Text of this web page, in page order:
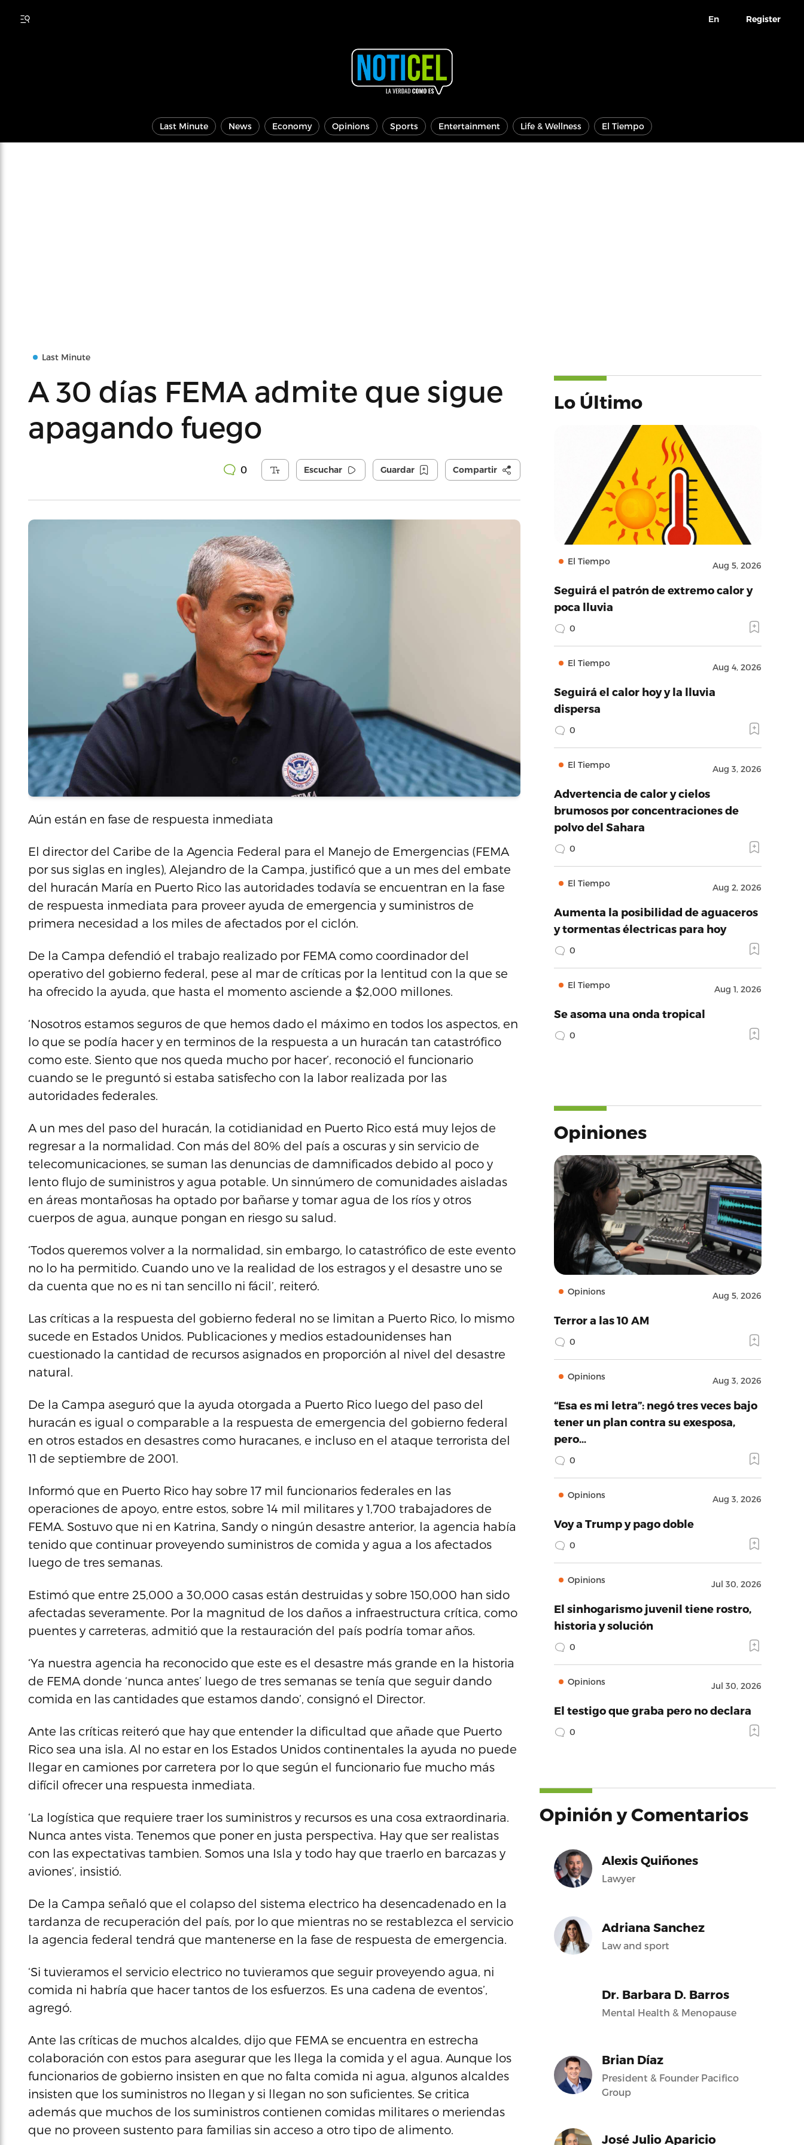
En Register
Last Minute News Economy Opinions Sports Entertainment Life & Wellness El Tiempo
Last Minute
A 30 días FEMA admite que sigue
apagando fuego
0 Escuchar Guardar Compartir
Aún están en fase de respuesta inmediata
El director del Caribe de la Agencia Federal para el Manejo de Emergencias (FEMA
por sus siglas en ingles), Alejandro de la Campa, justificó que a un mes del embate
del huracán María en Puerto Rico las autoridades todavía se encuentran en la fase
de respuesta inmediata para proveer ayuda de emergencia y suministros de
primera necesidad a los miles de afectados por el ciclón.
De la Campa defendió el trabajo realizado por FEMA como coordinador del
operativo del gobierno federal, pese al mar de críticas por la lentitud con la que se
ha ofrecido la ayuda, que hasta el momento asciende a $2,000 millones.
‘Nosotros estamos seguros de que hemos dado el máximo en todos los aspectos, en
lo que se podía hacer y en terminos de la respuesta a un huracán tan catastrófico
como este. Siento que nos queda mucho por hacer’, reconoció el funcionario
cuando se le preguntó si estaba satisfecho con la labor realizada por las
autoridades federales.
A un mes del paso del huracán, la cotidianidad en Puerto Rico está muy lejos de
regresar a la normalidad. Con más del 80% del país a oscuras y sin servicio de
telecomunicaciones, se suman las denuncias de damnificados debido al poco y
lento flujo de suministros y agua potable. Un sinnúmero de comunidades aisladas
en áreas montañosas ha optado por bañarse y tomar agua de los ríos y otros
cuerpos de agua, aunque pongan en riesgo su salud.
‘Todos queremos volver a la normalidad, sin embargo, lo catastrófico de este evento
no lo ha permitido. Cuando uno ve la realidad de los estragos y el desastre uno se
da cuenta que no es ni tan sencillo ni fácil’, reiteró.
Las críticas a la respuesta del gobierno federal no se limitan a Puerto Rico, lo mismo
sucede en Estados Unidos. Publicaciones y medios estadounidenses han
cuestionado la cantidad de recursos asignados en proporción al nivel del desastre
natural.
De la Campa aseguró que la ayuda otorgada a Puerto Rico luego del paso del
huracán es igual o comparable a la respuesta de emergencia del gobierno federal
en otros estados en desastres como huracanes, e incluso en el ataque terrorista del
11 de septiembre de 2001.
Informó que en Puerto Rico hay sobre 17 mil funcionarios federales en las
operaciones de apoyo, entre estos, sobre 14 mil militares y 1,700 trabajadores de
FEMA. Sostuvo que ni en Katrina, Sandy o ningún desastre anterior, la agencia había
tenido que continuar proveyendo suministros de comida y agua a los afectados
luego de tres semanas.
Estimó que entre 25,000 a 30,000 casas están destruidas y sobre 150,000 han sido
afectadas severamente. Por la magnitud de los daños a infraestructura crítica, como
puentes y carreteras, admitió que la restauración del país podría tomar años.
‘Ya nuestra agencia ha reconocido que este es el desastre más grande en la historia
de FEMA donde ‘nunca antes’ luego de tres semanas se tenía que seguir dando
comida en las cantidades que estamos dando’, consignó el Director.
Ante las críticas reiteró que hay que entender la dificultad que añade que Puerto
Rico sea una isla. Al no estar en los Estados Unidos continentales la ayuda no puede
llegar en camiones por carretera por lo que según el funcionario fue mucho más
difícil ofrecer una respuesta inmediata.
‘La logística que requiere traer los suministros y recursos es una cosa extraordinaria.
Nunca antes vista. Tenemos que poner en justa perspectiva. Hay que ser realistas
con las expectativas tambien. Somos una Isla y todo hay que traerlo en barcazas y
aviones’, insistió.
De la Campa señaló que el colapso del sistema electrico ha desencadenado en la
tardanza de recuperación del país, por lo que mientras no se restablezca el servicio
la agencia federal tendrá que mantenerse en la fase de respuesta de emergencia.
‘Si tuvieramos el servicio electrico no tuvieramos que seguir proveyendo agua, ni
comida ni habría que hacer tantos de los esfuerzos. Es una cadena de eventos’,
agregó.
Ante las críticas de muchos alcaldes, dijo que FEMA se encuentra en estrecha
colaboración con estos para asegurar que les llega la comida y el agua. Aunque los
funcionarios de gobierno insisten en que no falta comida ni agua, algunos alcaldes
insisten que los suministros no llegan y si llegan no son suficientes. Se critica
además que muchos de los suministros contienen comidas militares o meriendas
que no proveen sustento para familias sin acceso a otro tipo de alimento.
Lo Último
El Tiempo Aug 5, 2026
Seguirá el patrón de extremo calor y
poca lluvia
0
El Tiempo Aug 4, 2026
Seguirá el calor hoy y la lluvia
dispersa
0
El Tiempo Aug 3, 2026
Advertencia de calor y cielos
brumosos por concentraciones de
polvo del Sahara
0
El Tiempo Aug 2, 2026
Aumenta la posibilidad de aguaceros
y tormentas électricas para hoy
0
El Tiempo Aug 1, 2026
Se asoma una onda tropical
0
Opiniones
Opinions Aug 5, 2026
Terror a las 10 AM
0
Opinions Aug 3, 2026
“Esa es mi letra”: negó tres veces bajo
tener un plan contra su exesposa,
pero…
0
Opinions Aug 3, 2026
Voy a Trump y pago doble
0
Opinions Jul 30, 2026
El sinhogarismo juvenil tiene rostro,
historia y solución
0
Opinions Jul 30, 2026
El testigo que graba pero no declara
0
Opinión y Comentarios
Alexis Quiñones
Lawyer
Adriana Sanchez
Law and sport
Dr. Barbara D. Barros
Mental Health & Menopause
Brian Díaz
President & Founder Pacifico
Group
José Julio Aparicio